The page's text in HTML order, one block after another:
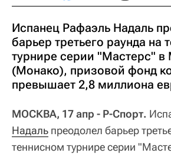
Испанец Рафаэль Надаль
барьер третьего раунда на
турнире серии "Мастерс" в
(Монако), призовой фонд
превышает 2,8 миллиона
МОСКВА, 17 апр - Р-Спорт.
Надаль преодолел барьер
теннисном турнире серии